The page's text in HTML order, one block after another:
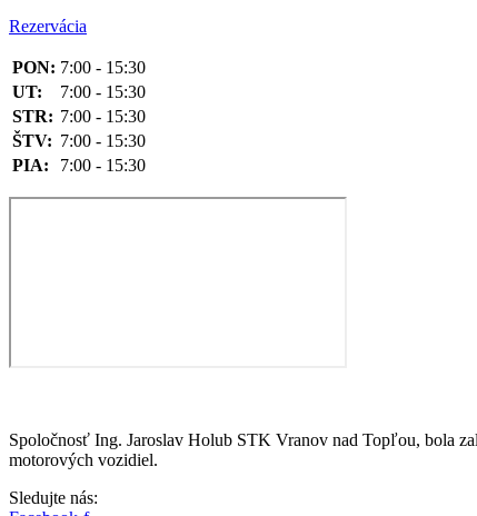
Rezervácia
PON: 7:00 - 15:30
UT:
7:00 - 15:30
STR: 7:00 - 15:30
ŠTV: 7:00 - 15:30
PIA:
7:00 - 15:30
Spoločnosť Ing. Jaroslav Holub STK Vranov nad Topľou, bola
motorových vozidiel.
Sledujte nás: